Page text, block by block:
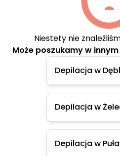
Niestety nie
Może poszukamy w
Depilacja w
Depilacja w
Depilacja w